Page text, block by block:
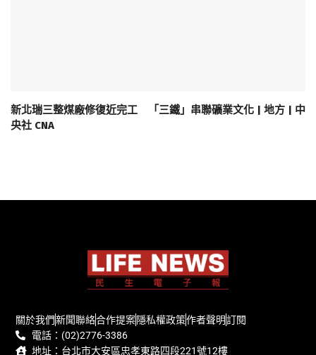
新北瑞三整煤廠修復近完工 「三鐵」串聯礦業文化 | 地方 | 中
央社 CNA
關於我們新聞聯絡合作提案隱私權政策作者聲明訂閱
電話：(02)2776-3386
地址：台北市大安區忠孝東路四段221號12樓